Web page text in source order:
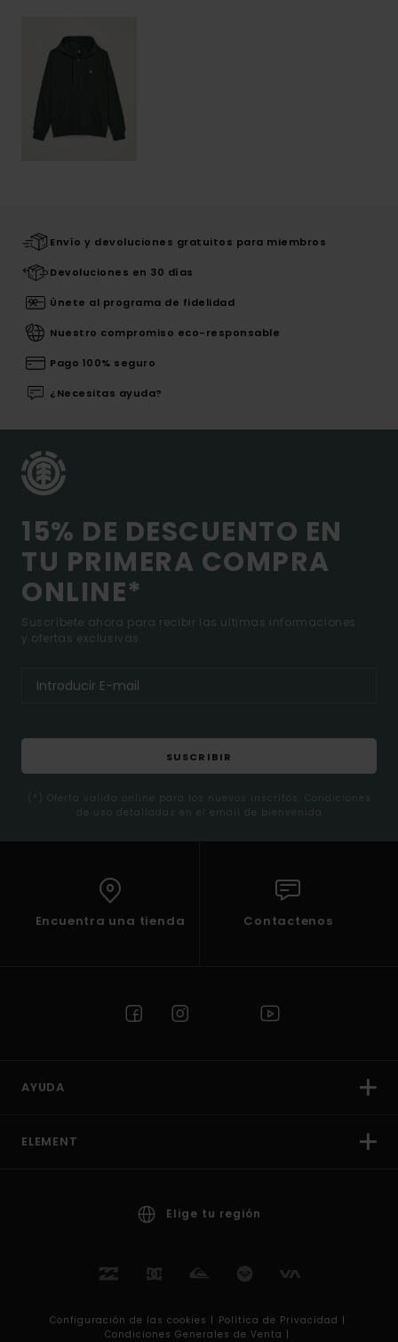
Envío y devoluciones gratuitos para miembros
Devoluciones en 30 días
Únete al programa de fidelidad
Nuestro compromiso eco-responsable
Pago 100% seguro
¿Necesitas ayuda?
15% DE DESCUENTO EN
TU PRIMERA COMPRA
ONLINE*
Suscríbete ahora para recibir las ultimas informaciones
y ofertas exclusivas.
SUSCRIBIR
(*) Oferta valida online para los nuevos inscritos. Condiciones
de uso detalladas en el email de bienvenida
Encuentra una tienda Contactenos
AYUDA
ELEMENT
Elige tu región
Configuración de las cookies | Política de Privacidad |
Condiciones Generales de Venta |